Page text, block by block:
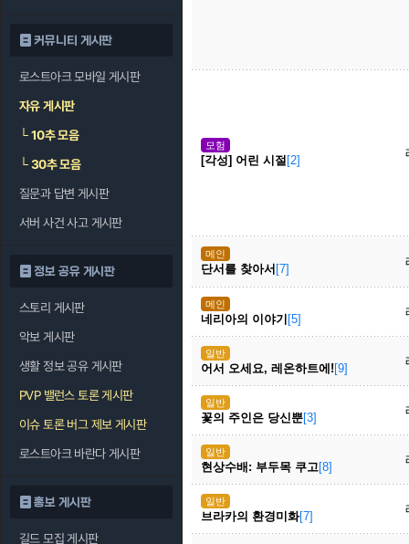
커뮤니티 게시판
로스트아크 모바일 게시판
자유 게시판
└10추 모음
└30추 모음
질문과 답변 게시판
서버 사건 사고 게시판
정보 공유 게시판
스토리 게시판
악보 게시판
생활 정보 공유 게시판
PVP 밸런스 토론 게시판
이슈 토론 버그 제보 게시판
로스트아크 바란다 게시판
홍보 게시판
길드 모집 게시판
모험
[각성] 어린 시절 [2]
메인
단서를 찾아서 [7]
메인
네리아의 이야기 [5]
일반
어서 오세요, 레온하트에! [9]
일반
꽃의 주인은 당신뿐[3]
일반
현상수배: 부두목 쿠고[8]
일반
브라카의 환경미화[7]